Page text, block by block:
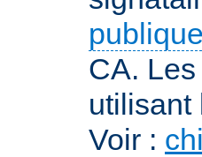
CA.
utilisant
Voir :